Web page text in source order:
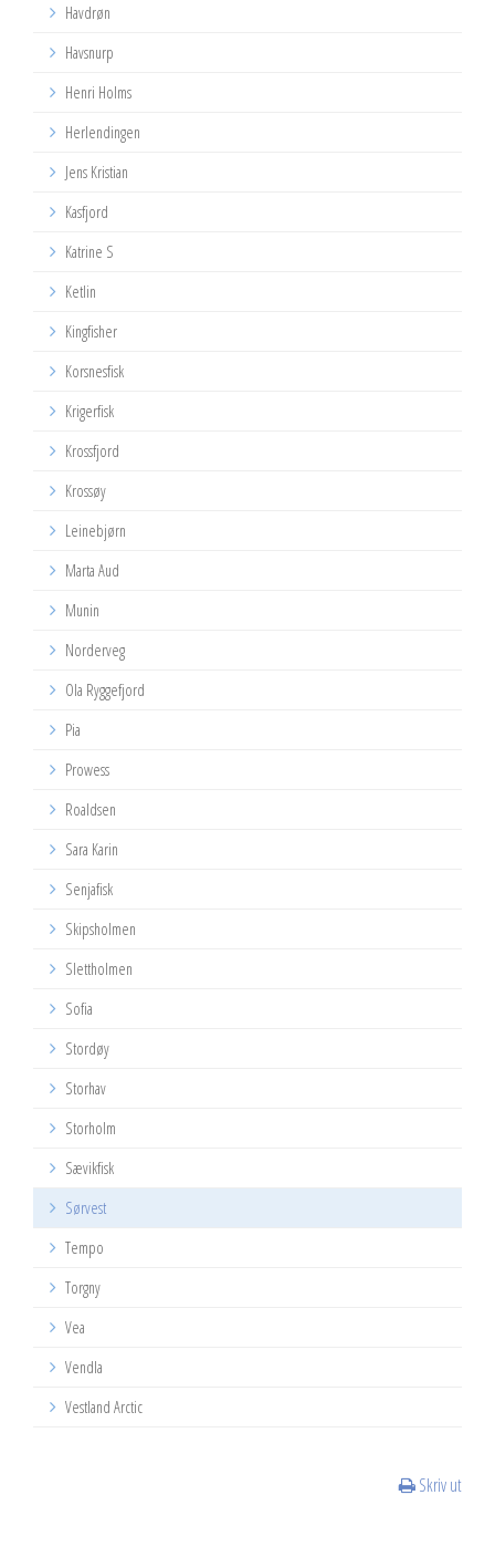
Havdrøn
Havsnurp
Henri Holms
Herlendingen
Jens Kristian
Kasfjord
Katrine S
Ketlin
Kingfisher
Korsnesfisk
Krigerfisk
Krossfjord
Krossøy
Leinebjørn
Marta Aud
Munin
Norderveg
Ola Ryggefjord
Pia
Prowess
Roaldsen
Sara Karin
Senjafisk
Skipsholmen
Slettholmen
Sofia
Stordøy
Storhav
Storholm
Sævikfisk
Sørvest
Tempo
Torgny
Vea
Vendla
Vestland Arctic
Skriv ut